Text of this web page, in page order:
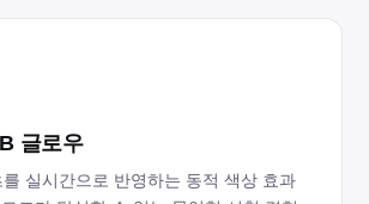
글로우
실시간으로 반영하는 동적 색상 효과